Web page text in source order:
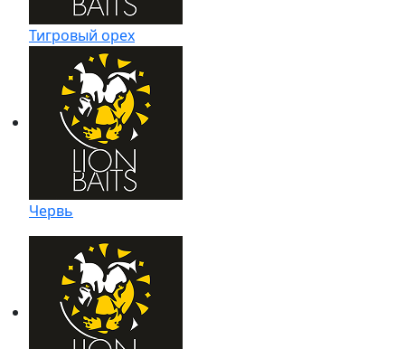
Тигровый орех
Червь